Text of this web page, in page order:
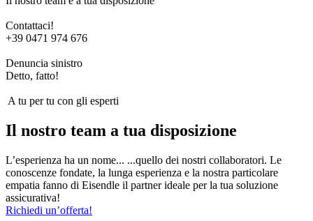
Contattaci!
+39 0471 974 676
Denuncia sinistro
Detto, fatto!
A tu per tu con gli esperti
Il nostro team a tua disposizione
L’esperienza ha un nome... ...quello dei nostri collaboratori. Le
conoscenze fondate, la lunga esperienza e la nostra particolare
empatia fanno di Eisendle il partner ideale per la tua soluzione
assicurativa!
Richiedi un’offerta!